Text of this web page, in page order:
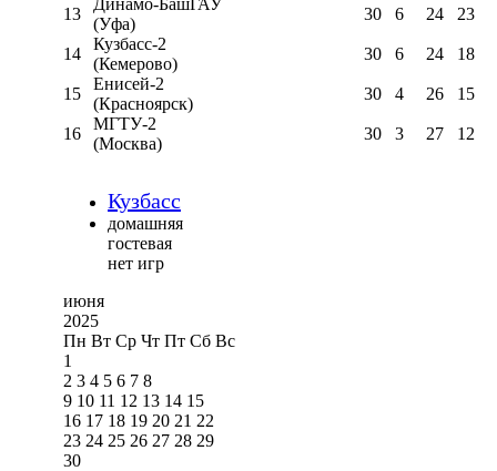
13
Динамо-БашГАУ
(Уфа)
30 6 24 23
14
Кузбасс-2
(Кемерово)
30 6 24 18
15
Енисей-2
(Красноярск)
30 4 26 15
16
МГТУ-2
(Москва)
30 3 27 12
Кузбасс
домашняя
гостевая
нет игр
июня
2025
Пн Вт Ср Чт Пт Сб Вс
1
2 3 4 5 6 7 8
9 10 11 12 13 14 15
16 17 18 19 20 21 22
23 24 25 26 27 28 29
30